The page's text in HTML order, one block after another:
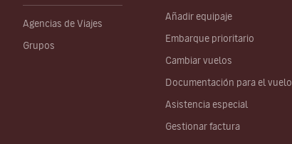
Agencias de Viajes
Grupos
Añadir equipaje
Embarque prioritario
Cambiar vuelos
Documentación para el vuelo
Asistencia especial
Gestionar factura